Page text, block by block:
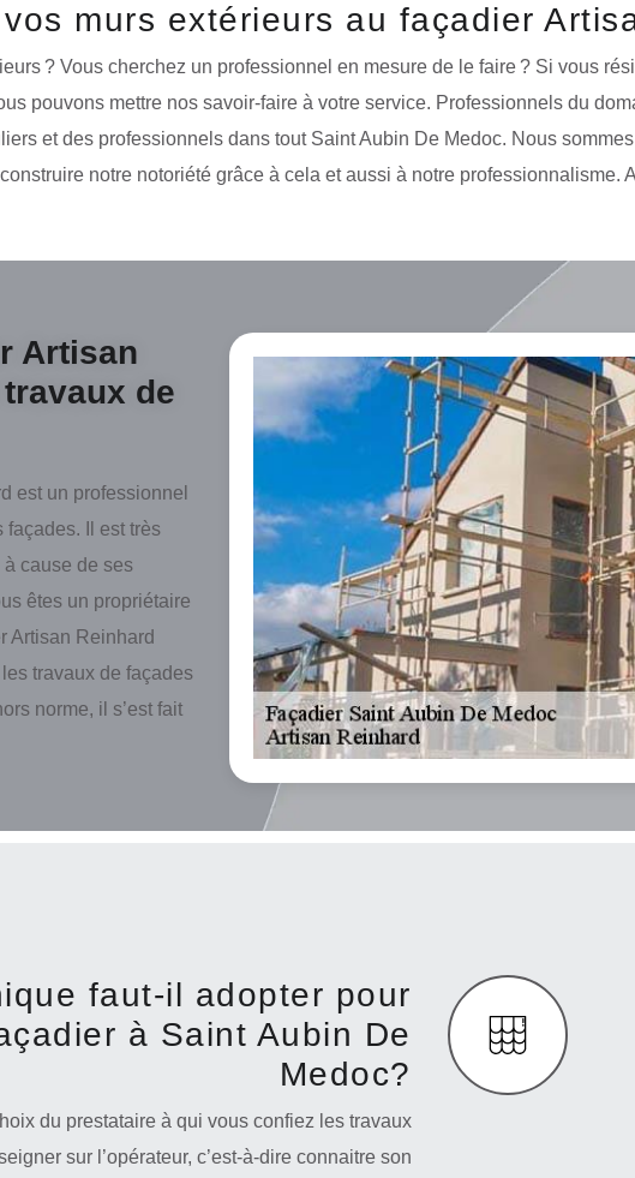
murs extérieurs au façadier
? Vous cherchez un professionnel en mesure de le faire ? Si vous
pouvons mettre nos savoir-faire à votre service. Professionnels du
et des professionnels dans tout Saint Aubin De Medoc. Nous
notre notoriété grâce à cela et aussi à notre professionnalisme.
Artisan
de
est un professionnel
façades. Il est très
cause de ses
êtes un propriétaire
Artisan Reinhard
travaux de façades
norme, il s’est fait
faut-il adopter pour
à Saint Aubin De
Medoc?
du prestataire à qui vous confiez les travaux
sur l’opérateur, c’est-à-dire connaitre son